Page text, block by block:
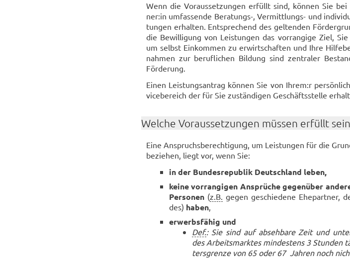
Wenn die Vor­aus­set­zun­gen er­füllt sind, kön­nen Sie
ner:in um­fas­sen­de Beratungs-​, Vermittlungs-​ und
tun­gen er­hal­ten. Ent­spre­chend des gel­ten­den
die Be­wil­li­gung von Leis­tun­gen das vor­ran­gi­ge Ziel,
um selbst Ein­kom­men zu er­wirt­schaf­ten und Ihre
nah­men zur be­ruf­li­chen Bil­dung sind zen­tra­ler
För­de­rung.
Einen Leis­tungs­an­trag kön­nen Sie von Ihrem:r
vice­be­reich der für Sie zu­stän­di­gen Ge­schäfts­stel­le
Wel­che Vor­aus­set­zun­gen müs­sen er­füllt
Eine An­spruchs­be­rech­ti­gung, um Leis­tun­gen für die
be­zie­hen, liegt vor, wenn Sie:
in der Bun­des­re­pu­blik Deutsch­land leben,
keine vor­ran­gi­gen An­sprü­che ge­gen­über
Per­so­nen(z.B. gegen ge­schie­de­ne Ehe­part­ner,
des) haben,
er­werbs­fä­hig und
Def.: Sie sind auf ab­seh­ba­re Zeit und
des Ar­beits­mark­tes min­des­tens 3 Stun­den
ters­gren­ze von 65 oder 67 Jah­ren noch